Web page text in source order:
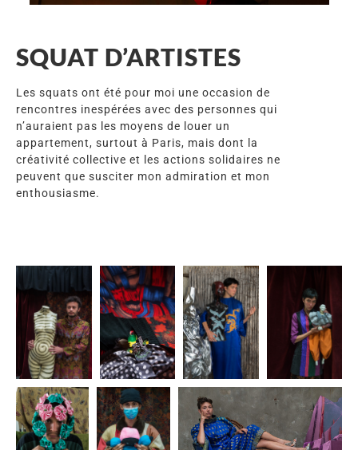
SQUAT D’ARTISTES
Les squats ont été pour moi une occasion de
rencontres inespérées avec des personnes qui
n’auraient pas les moyens de louer un
appartement, surtout à Paris, mais dont la
créativité collective et les actions solidaires ne
peuvent que susciter mon admiration et mon
enthousiasme.